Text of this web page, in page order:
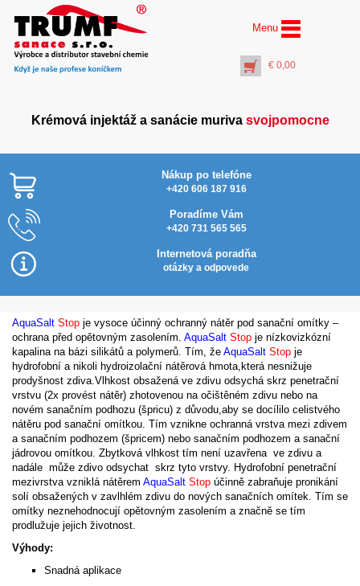
Menu
€ 0,00
Krémová injektáž a sanácie muriva svojpomocne
Nákup po telefóne
+420 606 187 916
Poradíme Vám
+420 731 565 565
Internetová poradňa
otázky a odpovede
AquaSalt Stop je vysoce účinný ochranný nátěr pod sanační omítky –
ochrana před opětovným zasolením. AquaSalt Stop je nízkovizkózní
kapalina na bázi silikátů a polymerů. Tím, že AquaSalt Stop je
hydrofobní a nikoli hydroizolační nátěrová hmota,která nesnižuje
prodyšnost zdiva.Vlhkost obsažená ve zdivu odsychá skrz penetrační
vrstvu (2x provést nátěr) zhotovenou na očištěném zdivu nebo na
novém sanačním podhozu (špricu) z důvodu,aby se docílilo celistvého
nátěru pod sanační omítkou. Tím vznikne ochranná vrstva mezi zdivem
a sanačním podhozem (špricem) nebo sanačním podhozem a sanační
jádrovou omítkou. Zbytková vlhkost tím není uzavřena ve zdivu a
nadále může zdivo odsychat skrz tyto vrstvy. Hydrofobní penetrační
mezivrstva vzniklá nátěrem AquaSalt Stop účinně zabraňuje pronikání
solí obsažených v zavlhlém zdivu do nových sanačních omítek. Tím se
omítky neznehodnocují opětovným zasolením a značně se tím
prodlužuje jejich životnost.
Výhody:
Snadná aplikace
AquaStop Cream® –
vedro 30 litrov
€639,00